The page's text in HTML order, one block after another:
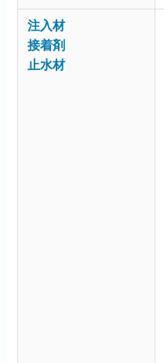
注入材
接着剤
止水材